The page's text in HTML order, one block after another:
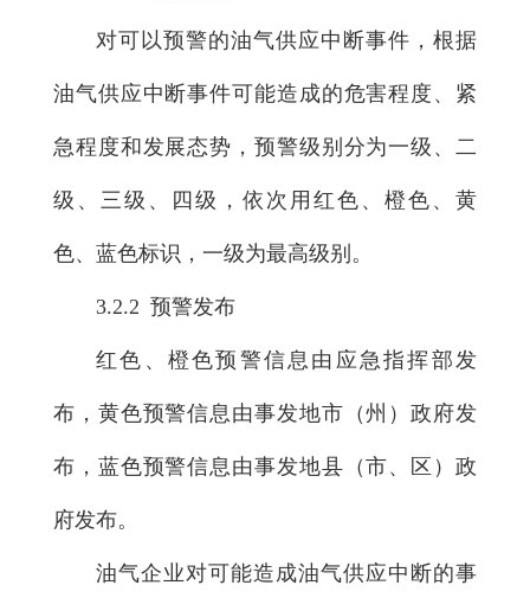
对可以预警的油气供应中断事件，根据
油气供应中断事件可能造成的危害程度、紧
急程度和发展态势，预警级别分为一级、二
级、三级、四级，依次用红色、橙色、黄
色、蓝色标识，一级为最高级别。
3.2.2 预警发布
红色、橙色预警信息由应急指挥部发
布，黄色预警信息由事发地市（州）政府发
布，蓝色预警信息由事发地县（市、区）政
府发布。
油气企业对可能造成油气供应中断的事